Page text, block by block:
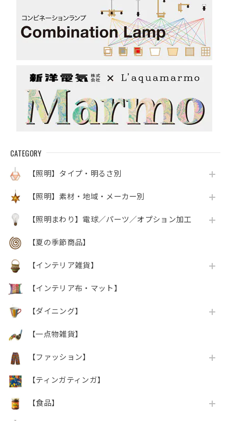
CATEGORY
【照明】タイプ・明るさ別
【照明】素材・地域・メーカー別
【照明まわり】電球／パーツ／オプション加工
【夏の季節商品】
【インテリア雑貨】
【インテリア布・マット】
【ダイニング】
【一点物雑貨】
【ファッション】
【ティンガティンガ】
【食品】